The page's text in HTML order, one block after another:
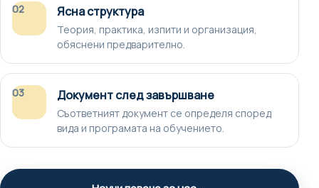
02 Ясна структура
Теория, практика, изпити и организация,
обяснени предварително.
03 Документ след завършване
Съответният документ се определя според
вида и програмата на обучението.